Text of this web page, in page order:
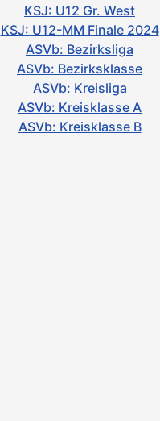
KSJ: U12 Gr. West
KSJ: U12-MM Finale 2024
ASVb: Bezirksliga
ASVb: Bezirksklasse
ASVb: Kreisliga
ASVb: Kreisklasse A
ASVb: Kreisklasse B